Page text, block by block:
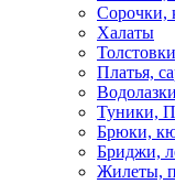
Сорочки,
Халаты
Платья,
Туники,
Брюки,
Бриджи,
Жилеты,